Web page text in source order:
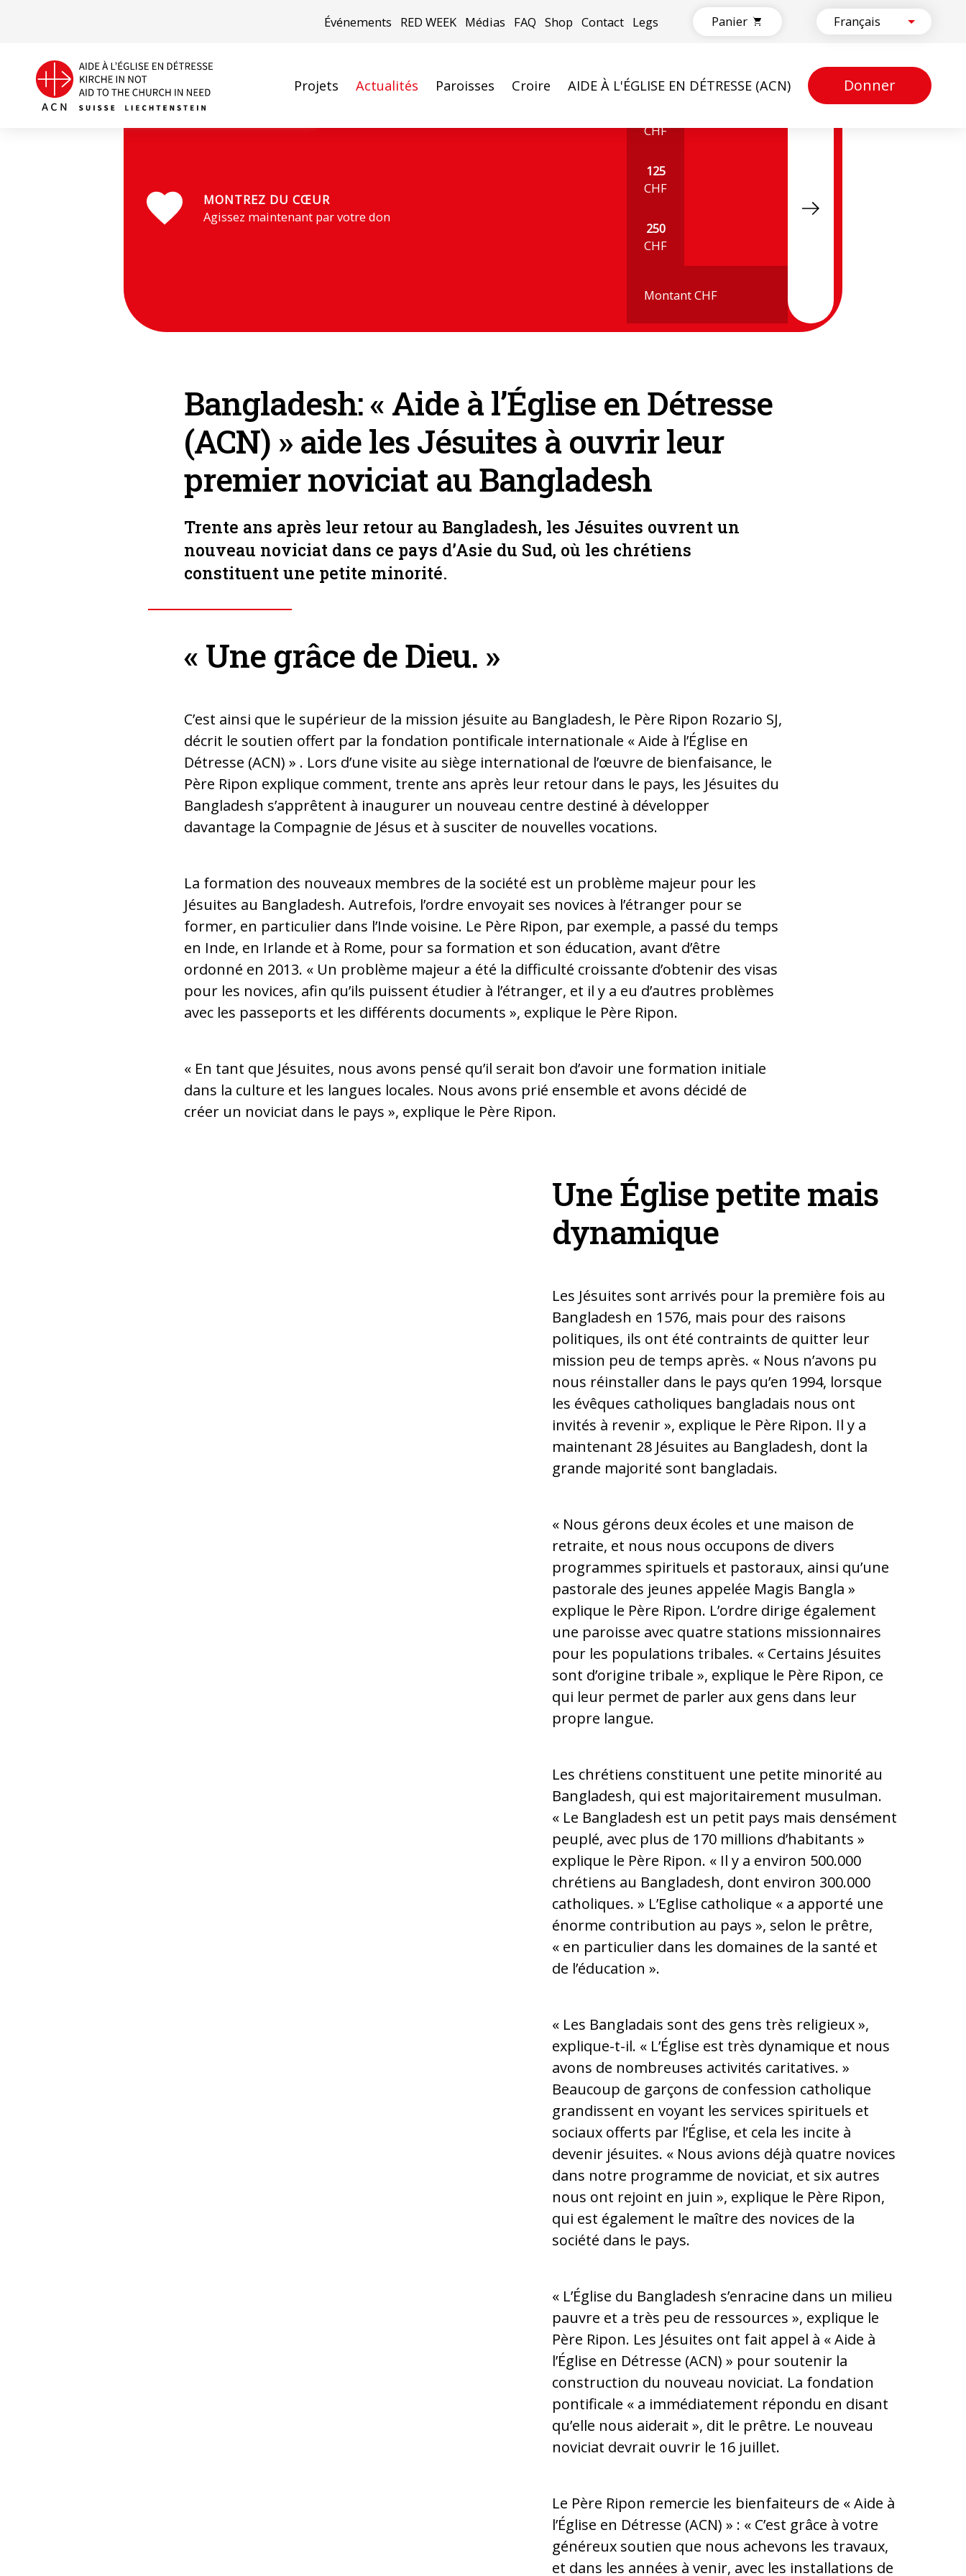
Événements RED WEEK Médias FAQ Shop Contact Legs Panier
Projets Actualités Paroisses Croire AIDE À L'ÉGLISE EN DÉTRESSE (ACN) Donner
Avant la construction, le sol a été béni (Photo : ACN)
MONTREZ DU CŒUR
Agissez maintenant par votre don
CHF
125
CHF
250
CHF
Bangladesh: « Aide à l’Église en Détresse
(ACN) » aide les Jésuites à ouvrir leur
premier noviciat au Bangladesh
Trente ans après leur retour au Bangladesh, les Jésuites ouvrent un
nouveau noviciat dans ce pays d’Asie du Sud, où les chrétiens
constituent une petite minorité.
« Une grâce de Dieu. »
C’est ainsi que le supérieur de la mission jésuite au Bangladesh, le Père Ripon Rozario SJ,
décrit le soutien offert par la fondation pontificale internationale « Aide à l’Église en
Détresse (ACN) » . Lors d’une visite au siège international de l’œuvre de bienfaisance, le
Père Ripon explique comment, trente ans après leur retour dans le pays, les Jésuites du
Bangladesh s’apprêtent à inaugurer un nouveau centre destiné à développer
davantage la Compagnie de Jésus et à susciter de nouvelles vocations.
La formation des nouveaux membres de la société est un problème majeur pour les
Jésuites au Bangladesh. Autrefois, l’ordre envoyait ses novices à l’étranger pour se
former, en particulier dans l’Inde voisine. Le Père Ripon, par exemple, a passé du temps
en Inde, en Irlande et à Rome, pour sa formation et son éducation, avant d’être
ordonné en 2013. « Un problème majeur a été la difficulté croissante d’obtenir des visas
pour les novices, afin qu’ils puissent étudier à l’étranger, et il y a eu d’autres problèmes
avec les passeports et les différents documents », explique le Père Ripon.
« En tant que Jésuites, nous avons pensé qu’il serait bon d’avoir une formation initiale
dans la culture et les langues locales. Nous avons prié ensemble et avons décidé de
créer un noviciat dans le pays », explique le Père Ripon.
Une Église petite mais
dynamique
Les Jésuites sont arrivés pour la première fois au
Bangladesh en 1576, mais pour des raisons
politiques, ils ont été contraints de quitter leur
mission peu de temps après. « Nous n’avons pu
nous réinstaller dans le pays qu’en 1994, lorsque
les évêques catholiques bangladais nous ont
invités à revenir », explique le Père Ripon. Il y a
maintenant 28 Jésuites au Bangladesh, dont la
grande majorité sont bangladais.
« Nous gérons deux écoles et une maison de
retraite, et nous nous occupons de divers
programmes spirituels et pastoraux, ainsi qu’une
pastorale des jeunes appelée Magis Bangla »
explique le Père Ripon. L’ordre dirige également
une paroisse avec quatre stations missionnaires
pour les populations tribales. « Certains Jésuites
sont d’origine tribale », explique le Père Ripon, ce
qui leur permet de parler aux gens dans leur
propre langue.
Les chrétiens constituent une petite minorité au
Bangladesh, qui est majoritairement musulman.
« Le Bangladesh est un petit pays mais densément
peuplé, avec plus de 170 millions d’habitants »
explique le Père Ripon. « Il y a environ 500.000
chrétiens au Bangladesh, dont environ 300.000
catholiques. » L’Eglise catholique « a apporté une
énorme contribution au pays », selon le prêtre,
« en particulier dans les domaines de la santé et
de l’éducation ».
« Les Bangladais sont des gens très religieux »,
explique-t-il. « L’Église est très dynamique et nous
avons de nombreuses activités caritatives. »
Beaucoup de garçons de confession catholique
grandissent en voyant les services spirituels et
sociaux offerts par l’Église, et cela les incite à
devenir jésuites. « Nous avions déjà quatre novices
dans notre programme de noviciat, et six autres
nous ont rejoint en juin », explique le Père Ripon,
qui est également le maître des novices de la
société dans le pays.
« L’Église du Bangladesh s’enracine dans un milieu
pauvre et a très peu de ressources », explique le
Père Ripon. Les Jésuites ont fait appel à « Aide à
l’Église en Détresse (ACN) » pour soutenir la
construction du nouveau noviciat. La fondation
pontificale « a immédiatement répondu en disant
qu’elle nous aiderait », dit le prêtre. Le nouveau
noviciat devrait ouvrir le 16 juillet.
Le Père Ripon remercie les bienfaiteurs de « Aide à
l’Église en Détresse (ACN) » : « C’est grâce à votre
généreux soutien que nous achevons les travaux,
et dans les années à venir, avec les installations de